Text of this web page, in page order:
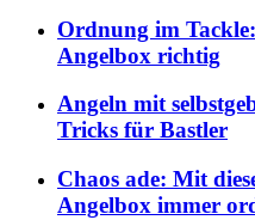
Ordnung im
Angelbox richtig
Angeln mit
Tricks für Bastler
Chaos ade: Mit
Angelbox immer